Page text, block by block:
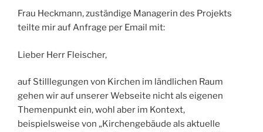
Frau Heckmann, zuständige Managerin des Projekts
teilte mir auf Anfrage per Email mit:
Lieber Herr Fleischer,
auf Stilllegungen von Kirchen im ländlichen Raum
gehen wir auf unserer Webseite nicht als eigenen
Themenpunkt ein, wohl aber im Kontext,
beispielsweise von „Kirchengebäude als aktuelle